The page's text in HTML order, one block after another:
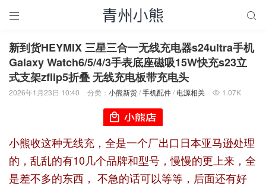
 
新到货HEYMIX 三星三合一无线充电器s24ultra手机
Galaxy Watch6/5/4/3手表底座磁吸15W快充s23立
式支架zflip5折叠 无线充电板带充电头
2026年1月23日 10:40 分类： 小熊新货/手机配件/ 电源相关  1.07K
小熊收这种无线充，全是一个厂出口日本亚马逊处理
的，乱乱的有10几个品牌和型号，慢慢的更上来，全
是差不多的东西， 不急的话可以等等，后面还有好